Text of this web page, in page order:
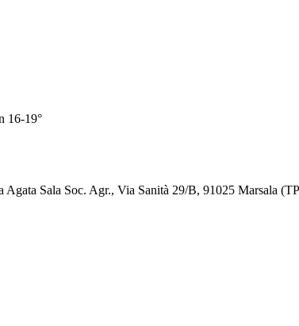
16-19°
Agata Sala Soc. Agr., Via Sanità 29/B, 91025 Marsala